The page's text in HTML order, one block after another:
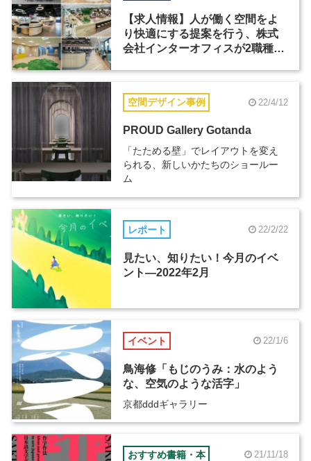
【求人情報】人が働く空間をよ
り快適にする提案を行う、株式
会社インターオフィスが2職種を
空間デザイン事例 22/4/12
PROUD Gallery Gotanda
「たためる壁」でレイアウトを変え
られる、新しいかたちのショールー
ム
レポート 22/2/22
見たい、知りたい！今月のイベ
ント―2022年2月
イベント 22/1/6
鳥海修「もじのうみ：水のよう
な、空気のような活字」
京都dddギャラリー
おすすめ書籍・本 21/11/18